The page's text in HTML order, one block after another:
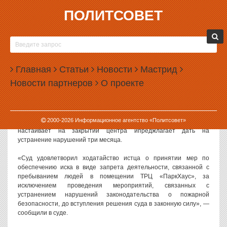
ПОЛИТСОВЕТ
Главная Статьи Новости Мастрид
Новости партнеров О проекте
2000-2026Информационное агентство «Политсовет»
18.03.2026, 17:18
В ЕКАТЕРИНБУРГЕ СУД ЗАКРЫЛ ТОРГОВЫЙ
ЦЕНТР «ПАРК ХАУС»
В Екатеринбурге суд в рамках обеспечительных мер закрыл
торговый центр «Парк Хаус» из-за нарушений норм пожарной
безопасности.
Как сообщили в пресс-службе судов региона, иск о приостановке
работы ТРЦ подала прокуратура Кировского района. Ведомство
настаивает на закрытии центра ипреджлагает дать на
устранение нарушений три месяца.
«Суд удовлетворил ходатайство истца о принятии мер по
обеспечению иска в виде запрета деятельности, связанной с
пребыванием людей в помещении ТРЦ «ПаркХаус», за
исключением проведения мероприятий, связанных с
устранением нарушений законодательства о пожарной
безопасности, до вступления решения суда в законную силу», —
сообщили в суде.